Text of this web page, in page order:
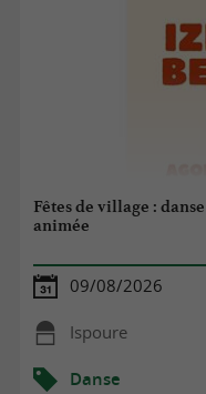
Fêtes de village :
animée
09/08/2026
Ispoure
Danse